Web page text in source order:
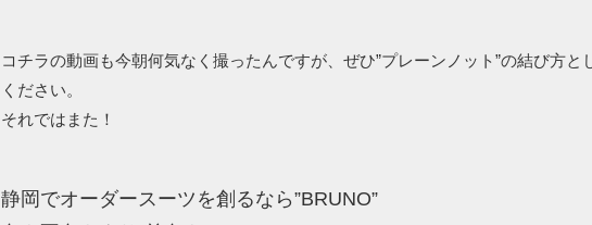
コチラの動画も今朝何気なく撮ったんですが、ぜひ”プレーンノット”の結び方と
ください。
それではまた！
静岡でオーダースーツを創るなら”BRUNO”